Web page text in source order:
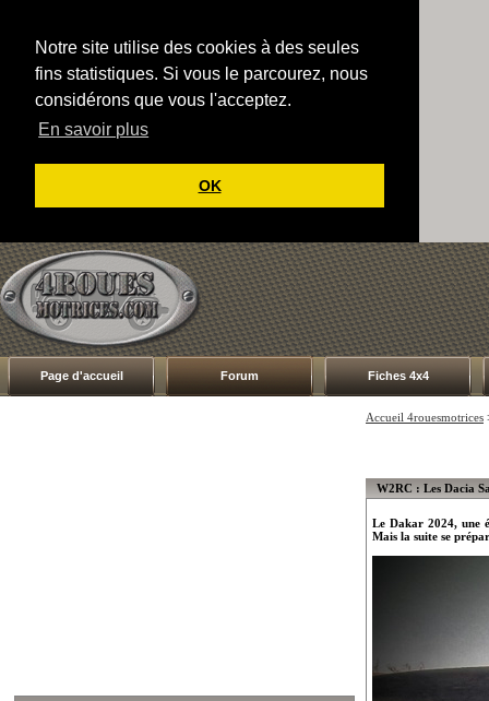
Notre site utilise des cookies à des seules
fins statistiques. Si vous le parcourez, nous
considérons que vous l'acceptez.
En savoir plus
OK
Page d'accueil Forum Fiches 4x4
Accueil 4rouesmotrices
W2RC : Les Dacia
Le Dakar 2024, une
Mais la suite se